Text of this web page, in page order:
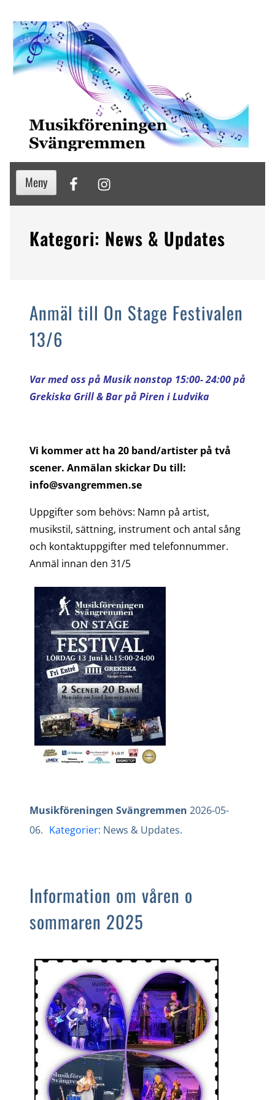
till
innehåll
Meny FacebookInstagram
Kategori: News & Updates
Anmäl till On Stage Festivalen
13/6
Var med oss på Musik nonstop 15:00- 24:00 på
Grekiska Grill & Bar på Piren i Ludvika
Vi kommer att ha 20 band/artister på två
scener. Anmälan skickar Du till:
info@svangremmen.se
Uppgifter som behövs: Namn på artist,
musikstil, sättning, instrument och antal sång
och kontaktuppgifter med telefonnummer.
Anmäl innan den 31/5
Musikföreningen Svängremmen 2026-05-
06. Kategorier: News & Updates.
Information om våren o
sommaren 2025